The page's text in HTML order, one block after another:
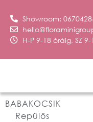
Showroom:
H-P 9-18 óráig, SZ 9-
BABAKOCSIK
Repülős